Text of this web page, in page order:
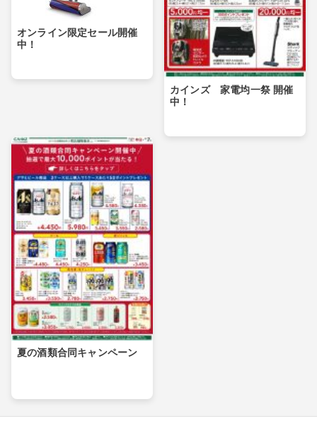
オンライン限定セール開催
中！
カインズ 家電均一祭 開催
中！
夏の酒類合同キャンペーン